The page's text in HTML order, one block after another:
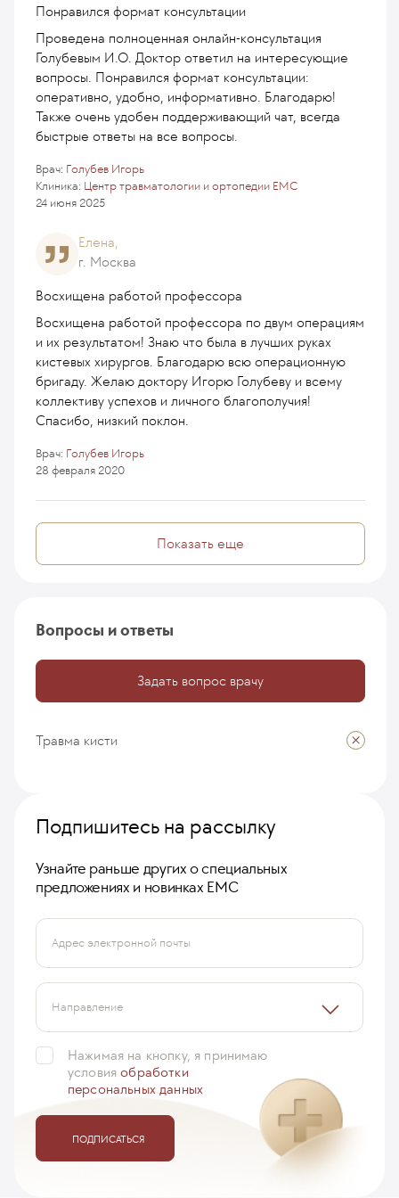
Понравился формат консультации
Проведена полноценная онлайн-консультация
Голубевым И.О. Доктор ответил на интересующие
вопросы. Понравился формат консультации:
оперативно, удобно, информативно. Благодарю!
Также очень удобен поддерживающий чат, всегда
быстрые ответы на все вопросы.
Клиника: Центр травматологии и ортопедии EMC
Врач: Голубев Игорь
24 июня 2025
Елена,
г. Москва
Восхищена работой профессора
Восхищена работой профессора по двум операциям
и их результатом! Знаю что была в лучших руках
кистевых хирургов. Благодарю всю операционную
бригаду. Желаю доктору Игорю Голубеву и всему
коллективу успехов и личного благополучия!
Спасибо, низкий поклон.
Врач: Голубев Игорь
28 февраля 2020
Показать еще
Вопросы и ответы
Задать вопрос врачу
Травма кисти
28 сентября 2016
Подпишитесь на рассылку
Узнайте раньше других о специальных
предложениях и новинках ЕМС
Адрес электронной почты
Направление
Нажимая на кнопку, я принимаю
условияобработки
персональных данных
ПОДПИСАТЬСЯ